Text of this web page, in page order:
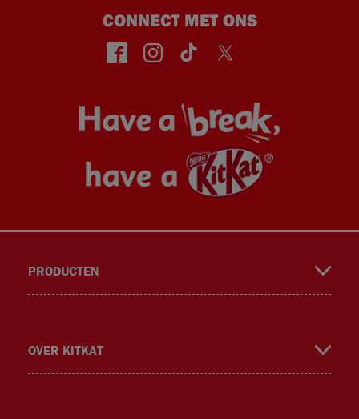
CONNECT MET ONS
face insta TikT Twitt
PRODUCTEN
OVER KITKAT